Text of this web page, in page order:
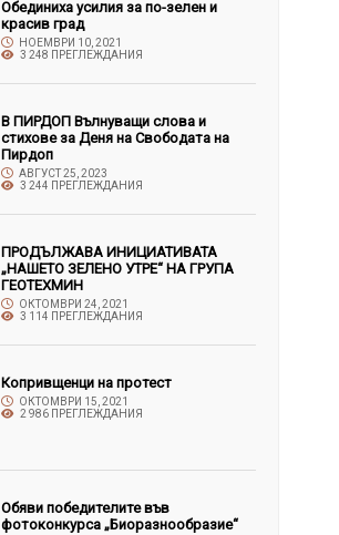
Обединиха усилия за по-зелен и
красив град
НОЕМВРИ 10, 2021
3 248 ПРЕГЛЕЖДАНИЯ
В ПИРДОП Вълнуващи слова и
стихове за Деня на Свободата на
Пирдоп
АВГУСТ 25, 2023
3 244 ПРЕГЛЕЖДАНИЯ
ПРОДЪЛЖАВА ИНИЦИАТИВАТА
„НАШЕТО ЗЕЛЕНО УТРЕ“ НА ГРУПА
ГЕОТЕХМИН
ОКТОМВРИ 24, 2021
3 114 ПРЕГЛЕЖДАНИЯ
Копривщенци на протест
ОКТОМВРИ 15, 2021
2 986 ПРЕГЛЕЖДАНИЯ
Обяви победителите във
фотоконкурса „Биоразнообразие“